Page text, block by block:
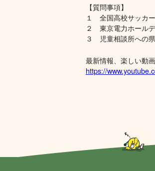
【質問事項】
１ 全国高校サッカ
２ 東京電力ホール
３ 児童相談所への
最新情報、楽しい動
https://